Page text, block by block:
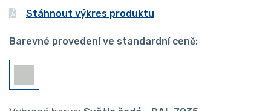
Stáhnout výkres produktu
Barevné provedení ve standardní ceně: